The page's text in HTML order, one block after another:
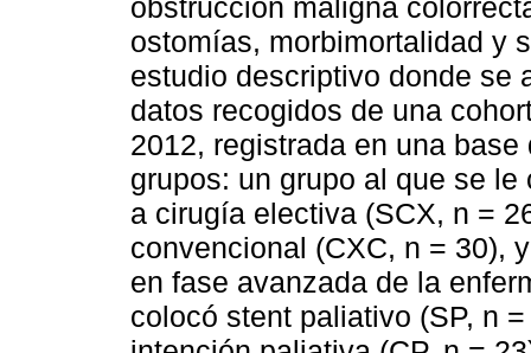
obstrucción maligna
ostomías, morbimortalidad y
estudio descriptivo donde se
datos recogidos de una
2012, registrada en una
grupos: un grupo al que se
a cirugía electiva (SCX, n =
convencional (CXC, n = 30),
en fase avanzada de la
colocó stent paliativo (SP, n